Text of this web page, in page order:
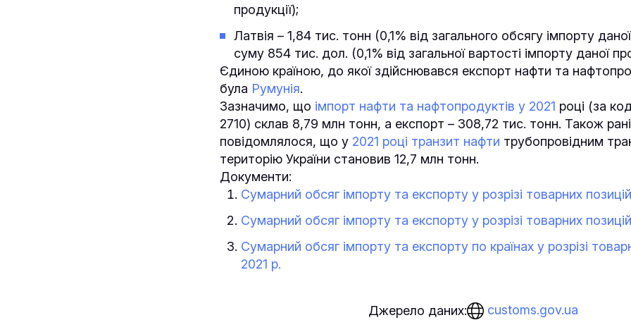
продукції);
Латвія – 1,84 тис. тонн (0,1% від загального обсягу імпорту
суму 854 тис. дол. (0,1% від загальної вартості імпорту даної
Єдиною країною, до якої здійснювався експорт нафти та
була Румунія.
Зазначимо, що імпорт нафти та нафтопродуктів у 2021 році (за
2710) склав 8,79 млн тонн, а експорт – 308,72 тис. тонн. Також
повідомлялося, що у 2021 році транзит нафти трубопровідним
територію України становив 12,7 млн тонн.
Документи:
Сумарний обсяг імпорту та експорту у розрізі товарних
Сумарний обсяг імпорту та експорту у розрізі товарних
Сумарний обсяг імпорту та експорту по країнах у розрізі
2021 р.
Джерело даних: customs.gov.ua